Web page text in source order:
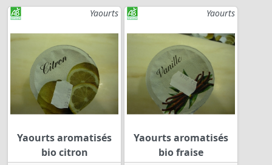
Yaourts
Yaourts aromatisés
bio citron
Yaourts
Yaourts aromatisés
bio fraise